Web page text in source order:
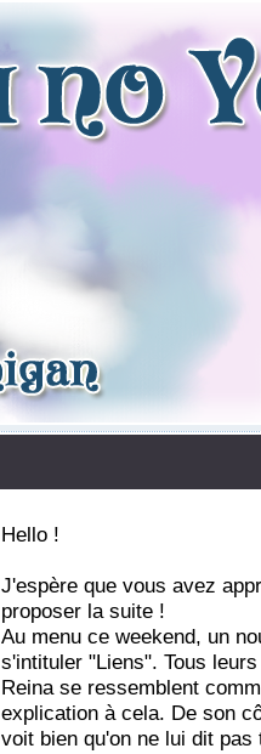
Hello !
J'espère que vous avez
proposer la suite !
Au menu ce weekend, un
s'intituler "Liens". Tous
Reina se ressemblent
explication à cela. De son
voit bien qu'on ne lui dit pas